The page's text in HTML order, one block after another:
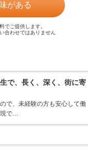
がある
でご提供します。
合わせではありません
で、長く、深く、街に寄
で、未経験の方も安心して働
現で…